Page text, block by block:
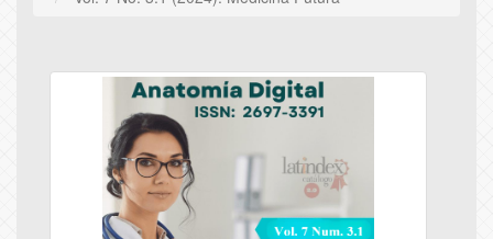
Sidebar